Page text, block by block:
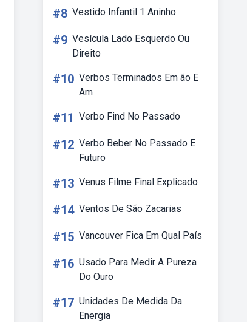
#8 Vestido Infantil 1 Aninho
#9 Vesícula Lado Esquerdo Ou
Direito
#10 Verbos Terminados Em ão E
Am
#11 Verbo Find No Passado
#12 Verbo Beber No Passado E
Futuro
#13 Venus Filme Final Explicado
#14 Ventos De São Zacarias
#15 Vancouver Fica Em Qual País
#16 Usado Para Medir A Pureza
Do Ouro
#17 Unidades De Medida Da
Energia